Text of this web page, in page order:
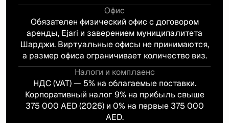
Офис
Обязателен физический офис с договором
аренды, Ejari и заверением муниципалитета
Шарджи. Виртуальные офисы не принимаются,
а размер офиса ограничивает количество виз.
Налоги и комплаенс
НДС (VAT) — 5% на облагаемые поставки.
Корпоративный налог 9% на прибыль свыше
375 000 AED (2026) и 0% на первые 375 000
AED.